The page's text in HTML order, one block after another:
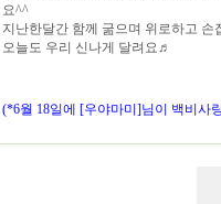
요^^
지난한달간 함께 굶으며 위로하고
오늘도 우리 신나게 달려요♬
(*6월 18일에 [우야마미]님이 백비사